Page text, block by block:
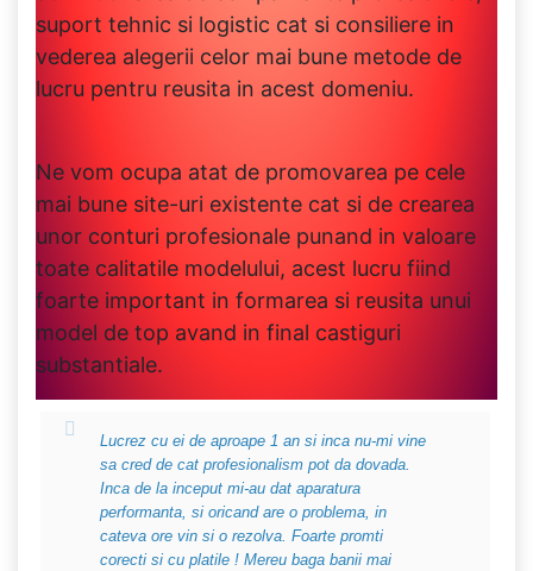
suport tehnic si logistic cat si consiliere in
vederea alegerii celor mai bune metode de
lucru pentru reusita in acest domeniu.
Ne vom ocupa atat de promovarea pe cele
mai bune site-uri existente cat si de crearea
unor conturi profesionale punand in valoare
toate calitatile modelului, acest lucru fiind
foarte important in formarea si reusita unui
model de top avand in final castiguri
substantiale.
Lucrez cu ei de aproape 1 an si inca nu-mi vine
sa cred de cat profesionalism pot da dovada.
Inca de la inceput mi-au dat aparatura
performanta, si oricand are o problema, in
cateva ore vin si o rezolva. Foarte promti
corecti si cu platile ! Mereu baga banii mai